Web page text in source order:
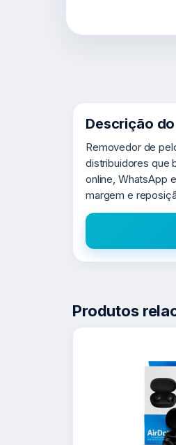
Descrição
Removedor de
distribuidores que
online, WhatsApp
margem e
Produtos